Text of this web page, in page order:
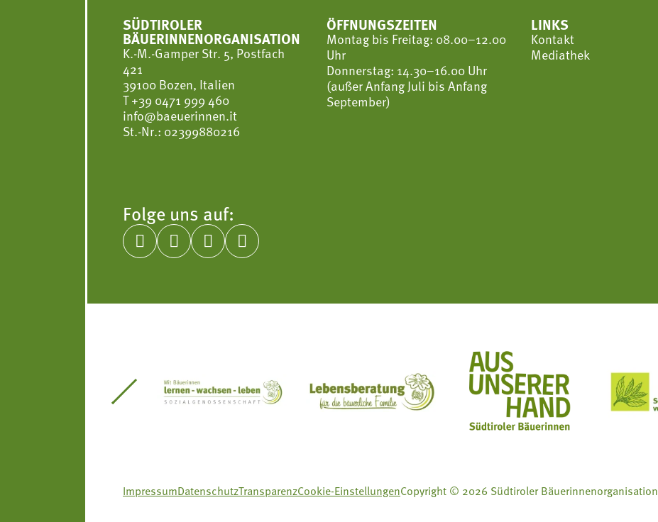
SÜDTIROLER
BÄUERINNENORGANISATION
K.-M.-Gamper Str. 5, Postfach
421
39100 Bozen, Italien
T+39 0471 999 460
info@baeuerinnen.it
St.-Nr.: 02399880216
ÖFFNUNGSZEITEN
Montag bis Freitag: 08.00–12.00
Uhr
Donnerstag: 14.30–16.00 Uhr
(außer Anfang Juli bis Anfang
September)
LINKS
Kontakt
Mediathek
Folge uns auf:
   
Südtiroler Gärtnervereinigung Sozialgenossenschaft Mit Bäuerinnen lernen - wachsen - leben
Lebensberatung für die bäuerliche Familie
Aus unserer Hand
ImpressumDatenschutzTransparenzCookie-EinstellungenCopyright © 2026 Südtiroler Bäuerinnenorganisation